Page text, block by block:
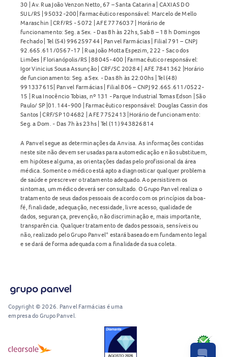
30 | Av. Rua João Venzon Netto, 67 – Santa Catarina | CAXIAS DO
SUL/RS | 95032-200| Farmacêutico responsável: Marcelo de Mello
Maraschin | CRF/RS - 5072 | AFE 7776037 | Horário de
funcionamento: Seg. a Sex. - Das 8h às 22hs, Sab 8 – 18 h Domingos
Fechado | Tel (54) 996259744 | Panvel Farmácias | Filial 791 – CNPJ
92.665.611/0567-17 | Rua João Motta Espezim, 222 - Saco dos
Limões | Florianópolis/RS | 88045-400 | Farmacêutico responsável:
Igor Vinicius Sousa Assunção | CRF/SC 20284 | AFE 7841362 |Horário
de funcionamento: Seg. a Sex. - Das 8h às 22:00hs | Tel (48)
991337615| Panvel Farmácias | Filial 806 – CNPJ 92.665.611/0522-
15 | Rua Inocêncio Tobias, nº 131 - Parque Industrial Tomas Edson | São
Paulo/ SP |01.144-900 | Farmacêutico responsável: Douglas Cassin dos
Santos | CRF/SP 104682 | AFE 7752413 |Horário de funcionamento:
Seg. a Dom. - Das 7h às 23hs | Tel (11) 943826814
A Panvel segue as determinações da Anvisa. As informações contidas
neste site não devem ser usadas para automedicação e não substituem,
em hipótese alguma, as orientações dadas pelo profissional da área
médica. Somente o médico está apto a diagnosticar qualquer problema
de saúde e prescrever o tratamento adequado. Ao persistirem os
sintomas, um médico deverá ser consultado. O Grupo Panvel realiza o
tratamento de seus dados pessoais de acordo com os princípios da boa-
fé, finalidade, adequação, necessidade, livre acesso, qualidade de
dados, segurança, prevenção, não discriminação e, mais importante,
transparência. Qualquer tratamento de dados pessoais, sensíveis ou
não, realizado pelo Grupo Panvel* estará baseado em fundamento legal
e se dará de forma adequada com a finalidade da sua coleta.
Copyright © 2026. Panvel Farmácias é uma
empresa do Grupo Panvel.